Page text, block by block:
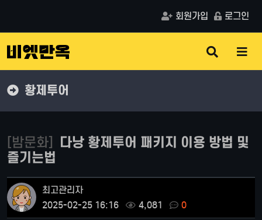
회원가입 로그인
검
색
버
메
버
황제투어
[밤문화] 다낭 황제투어 패키지 이용 방법 및
즐기는법
최고관리자
2025-02-25 16:16
4,081 0